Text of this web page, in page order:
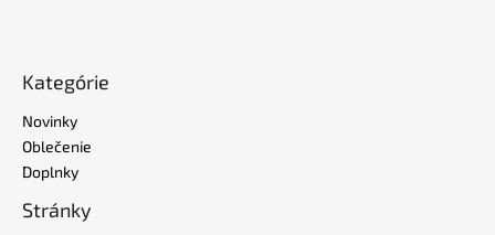
Kategórie
Novinky
Oblečenie
Doplnky
Stránky